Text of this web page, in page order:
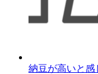
納豆が高いと感